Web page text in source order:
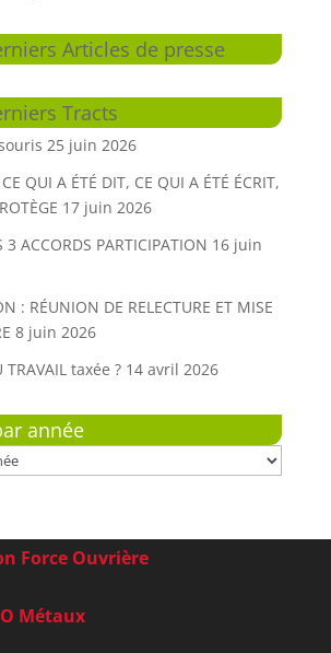
Articles de presse
Tracts
25 juin 2026
QUI A ÉTÉ DIT, CE QUI A ÉTÉ ÉCRIT,
17 juin 2026
3 ACCORDS PARTICIPATION 16 juin
: RÉUNION DE RELECTURE ET MISE
8 juin 2026
TRAVAIL taxée ? 14 avril 2026
année
Force Ouvrière
Métaux